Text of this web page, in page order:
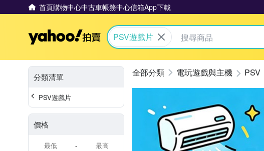
首頁購物中心中古車帳務中心信箱App下載
Yahoo拍賣
PSV遊戲片
分類清單
PSV遊戲片
價格
-
電玩遊戲與主機 PSV